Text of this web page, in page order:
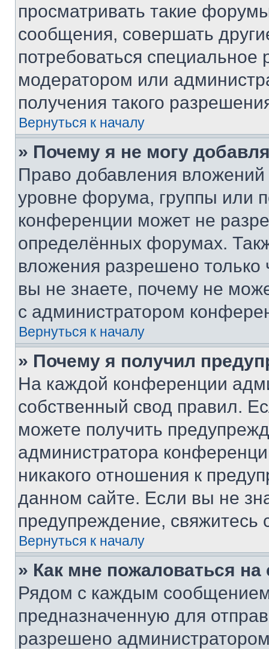
просматривать такие
сообщения, совершать
потребоваться
модератором или
получения такого
Вернуться к началу
» Почему я не могу
Право добавления
уровне форума, группы или
конференции может не
определённых форумах.
вложения разрешено
вы не знаете, почему не
с администратором
Вернуться к началу
» Почему я получил
На каждой конференции
собственный свод правил.
можете получить
администратора
никакого отношения к
данном сайте. Если вы не
предупреждение,
Вернуться к началу
» Как мне пожаловаться
Рядом с каждым сообщением
предназначенную для
разрешено